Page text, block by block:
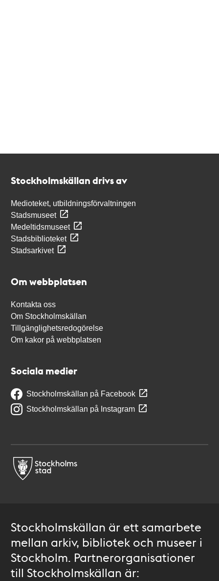
Stockholmskällan drivs av
Medioteket, utbildningsförvaltningen
Stadsmuseet
Medeltidsmuseet
Stadsbiblioteket
Stadsarkivet
Om webbplatsen
Kontakta oss
Om Stockholmskällan
Tillgänglighetsredogörelse
Om kakor på webbplatsen
Sociala medier
Stockholmskällan på Facebook
Stockholmskällan på Instagram
Stockholmskällan är ett samarbete
mellan arkiv, bibliotek och museer i
Stockholm. Partnerorganisationer
till Stockholmskällan är: